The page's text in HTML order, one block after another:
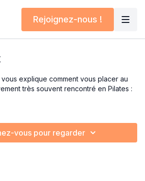
Rejoignez-nous !
explique comment vous placer au
très souvent rencontré en Pilates :
un travail plus efficace, plus
vous pour regarder